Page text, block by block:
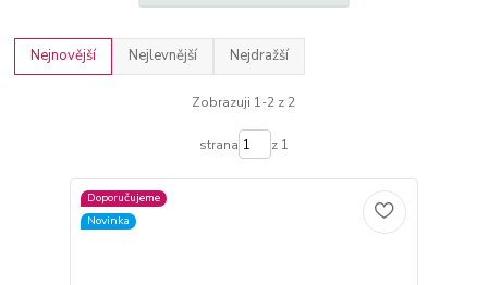
Nejnovější Nejlevnější Nejdražší
Zobrazuji 1-2 z 2
strana z 1
Doporučujeme
Novinka